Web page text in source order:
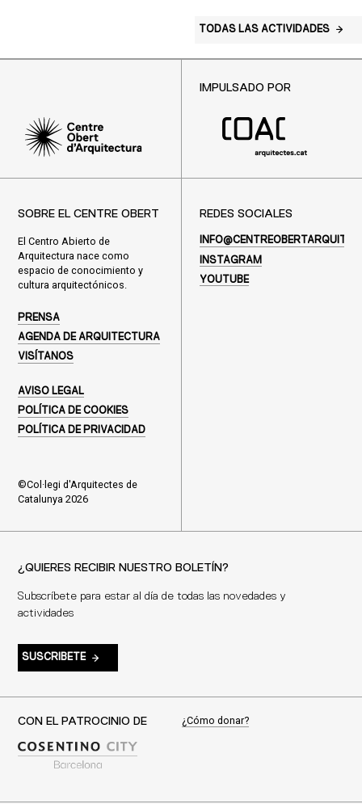
TODAS LAS ACTIVIDADES
IMPULSADO POR
SOBRE EL CENTRE OBERT
El Centro Abierto de
Arquitectura nace como
espacio de conocimiento y
cultura arquitectónicos.
PRENSA
AGENDA DE ARQUITECTURA
VISÍTANOS
AVISO LEGAL
POLÍTICA DE COOKIES
POLÍTICA DE PRIVACIDAD
©Col·legi d'Arquitectes de
Catalunya 2026
REDES SOCIALES
INSTAGRAM
YOUTUBE
¿QUIERES RECIBIR NUESTRO BOLETÍN?
Subscríbete para estar al día de todas las novedades y
actividades
SUSCRIBETE
CON EL PATROCINIO DE ¿Cómo donar?